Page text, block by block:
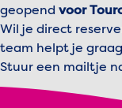
geopend voor
Wil je direct
team helpt je
Stuur een mailtje